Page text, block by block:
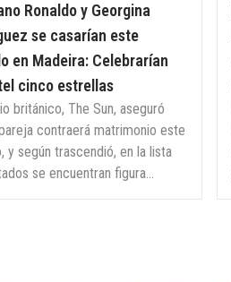
Ronaldo y Georgina
se casarían este
en Madeira: Celebrarían
cinco estrellas
británico, The Sun, aseguró
contraerá matrimonio este
y según trascendió, en la lista
se encuentran figura...